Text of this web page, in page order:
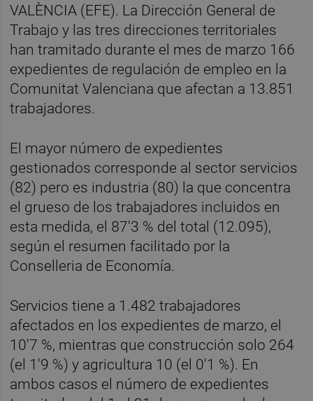
VALÈNCIA (EFE). La Dirección General de
Trabajo y las tres direcciones territoriales
han tramitado durante el mes de marzo 166
expedientes de regulación de empleo en la
Comunitat Valenciana que afectan a 13.851
trabajadores.
El mayor número de expedientes
gestionados corresponde al sector servicios
(82) pero es industria (80) la que concentra
el grueso de los trabajadores incluidos en
esta medida, el 87'3 % del total (12.095),
según el resumen facilitado por la
Conselleria de Economía.
Servicios tiene a 1.482 trabajadores
afectados en los expedientes de marzo, el
10'7 %, mientras que construcción solo 264
(el 1'9 %) y agricultura 10 (el 0'1 %). En
ambos casos el número de expedientes